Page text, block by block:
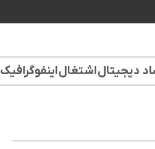
دیجیتالاشتغالاینفوگرافیک